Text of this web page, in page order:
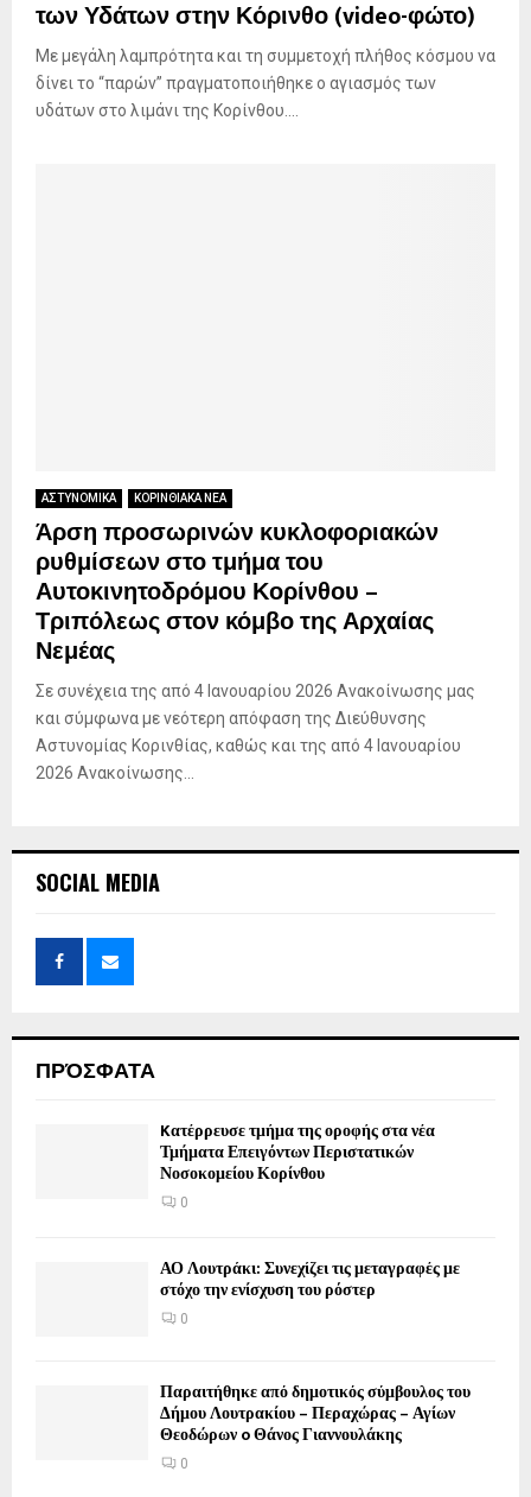
των Υδάτων στην Κόρινθο (video-φώτο)
Mε μεγάλη λαμπρότητα και τη συμμετοχή πλήθος κόσμου να
δίνει το “παρών” πραγματοποιήθηκε ο αγιασμός των
υδάτων στο λιμάνι της Κορίνθου....
ΑΣΤΥΝΟΜΙΚΑ ΚΟΡΙΝΘΙΑΚΑ ΝΕΑ
Άρση προσωρινών κυκλοφοριακών
ρυθμίσεων στο τμήμα του
Αυτοκινητοδρόμου Κορίνθου –
Τριπόλεως στον κόμβο της Αρχαίας
Νεμέας
Σε συνέχεια της από 4 Ιανουαρίου 2026 Ανακοίνωσης μας
και σύμφωνα με νεότερη απόφαση της Διεύθυνσης
Αστυνομίας Κορινθίας, καθώς και της από 4 Ιανουαρίου
2026 Ανακοίνωσης...
SOCIAL MEDIA
ΠΡΌΣΦΑΤΑ
Kατέρρευσε τμήμα της οροφής στα νέα
Τμήματα Επειγόντων Περιστατικών
Νοσοκομείου Κορίνθου
0
ΑΟ Λουτράκι: Συνεχίζει τις μεταγραφές με
στόχο την ενίσχυση του ρόστερ
0
Παραιτήθηκε από δημοτικός σύμβουλος του
Δήμου Λουτρακίου – Περαχώρας – Αγίων
Θεοδώρων o Θάνος Γιαννουλάκης
0